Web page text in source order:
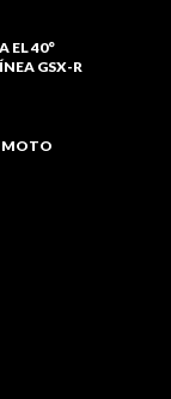
EL 40°
GSX-R
MOTO